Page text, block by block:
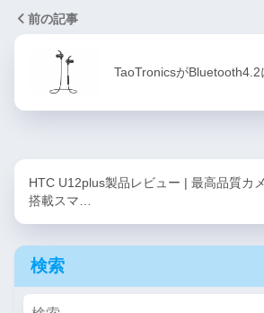
前の記事
TaoTronicsがBluetooth4.2
HTC U12plus製品レビュー | 最高品質カ
搭載スマ…
検索